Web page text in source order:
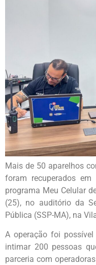
Mais de 50 aparelhos
foram recuperados
programa Meu Celular
(25), no auditório da
Pública (SSP-MA), na
A operação foi
intimar 200 pessoas
parceria com